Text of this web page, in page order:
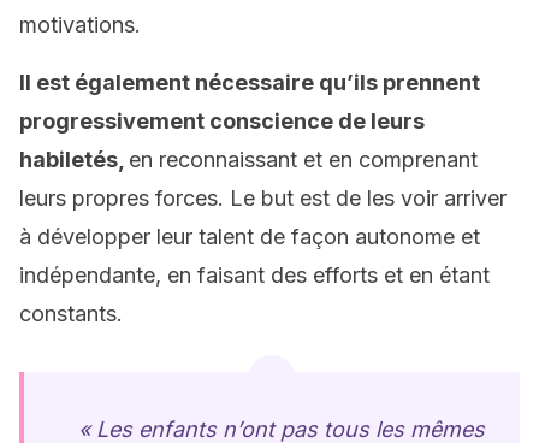
motivations.
Il est également nécessaire qu’ils prennent
progressivement conscience de leurs
habiletés, en reconnaissant et en comprenant
leurs propres forces. Le but est de les voir arriver
à développer leur talent de façon autonome et
indépendante, en faisant des efforts et en étant
constants.
« Les enfants n’ont pas tous les mêmes